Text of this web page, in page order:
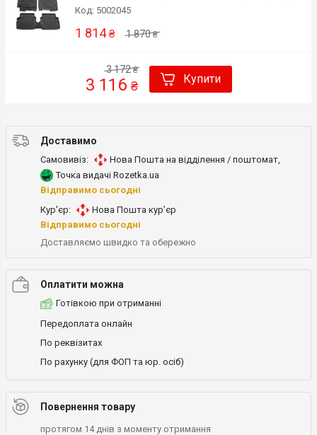
Код: 5002045
1 870₴
1 814₴
3 172₴
3 116 ₴ Купити
Доставимо
Самовивіз: Нова Пошта на відділення / поштомат,
Точка видачі Rozetka.ua
Відправимо сьогодні
Кур'єр:
Нова Пошта кур’єр
Відправимо сьогодні
Доставляємо швидко та обережно
Оплатити можна
Готівкою при отриманні
Передоплата онлайн
По реквізитах
По рахунку (для ФОП та юр. осіб)
Повернення товару
протягом 14 днів з моменту отримання